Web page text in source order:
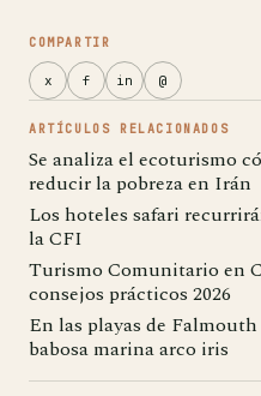
COMPARTIR
x f in @
ARTÍCULOS RELACIONADOS
Se analiza el ecoturismo
reducir la pobreza en Irán
Los hoteles safari
la CFI
Turismo Comunitario en
consejos prácticos 2026
En las playas de
babosa marina arco iris